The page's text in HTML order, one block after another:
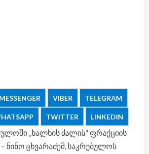
MESSENGER VIBER TELEGRAM
TWITTER LINKEDIN
„ხალხის ძალის“ ფრაქციის
ნინო ცხვარაძემ, საკრებულოს